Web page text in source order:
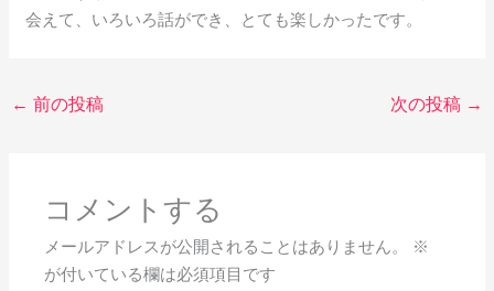
会えて、いろいろ話ができ、とても楽しかったです。
← 前の投稿 次の投稿 →
コメントする
メールアドレスが公開されることはありません。
※
が付いている欄は必須項目です